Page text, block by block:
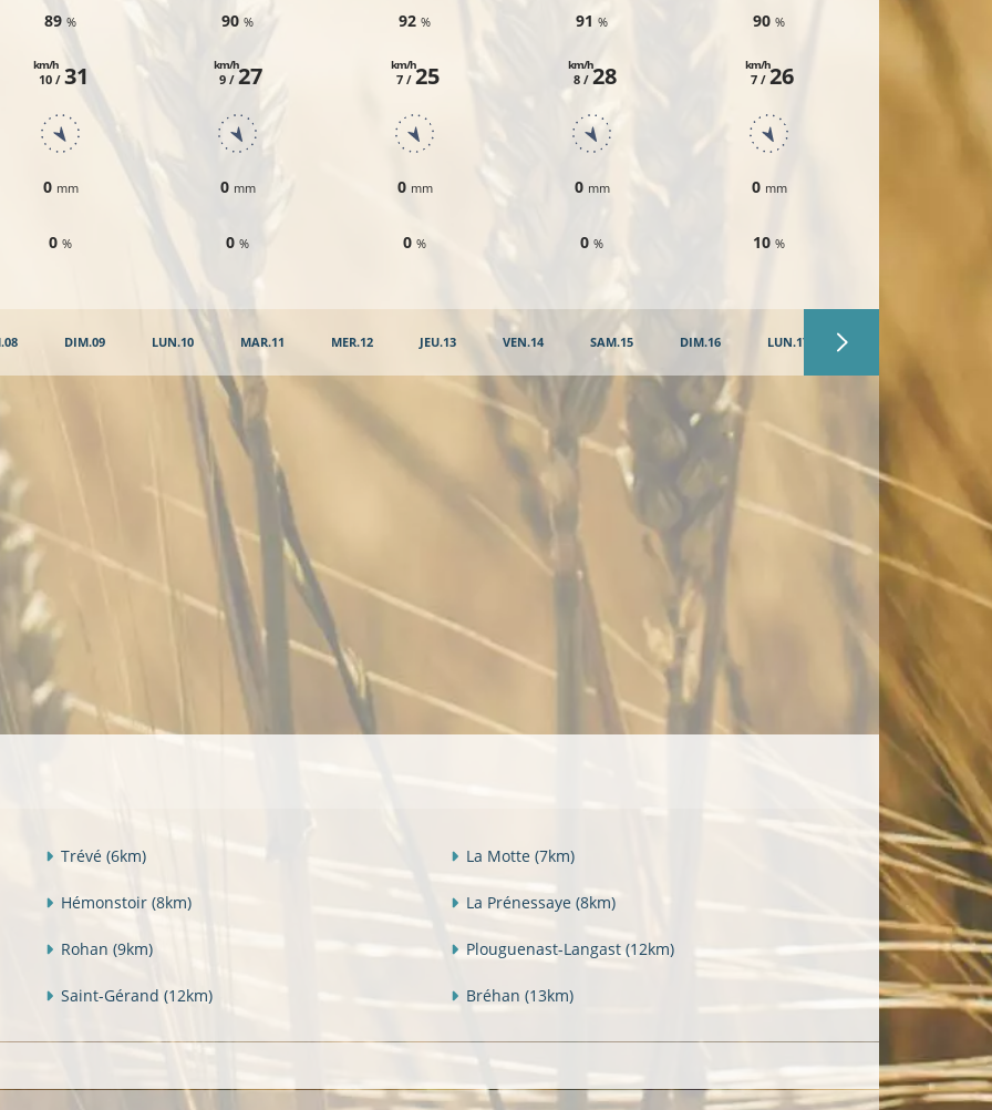
89%
10 /
km/h 31
0 mm
0%
90%
9 /
km/h27
0 mm
0%
92%
7 /
km/h25
0 mm
0%
91%
8 /
km/h28
0 mm
0%
90%
7 /
km/h26
0 mm
10%
DIM.09 LUN.10 MAR.11 MER.12 JEU.13 VEN.14 SAM.15 DIM.16 LUN.17
Trévé (6km) La Motte (7km)
Hémonstoir (8km) La Prénessaye (8km)
Rohan (9km) Plouguenast-Langast (12km)
Saint-Gérand (12km) Bréhan (13km)